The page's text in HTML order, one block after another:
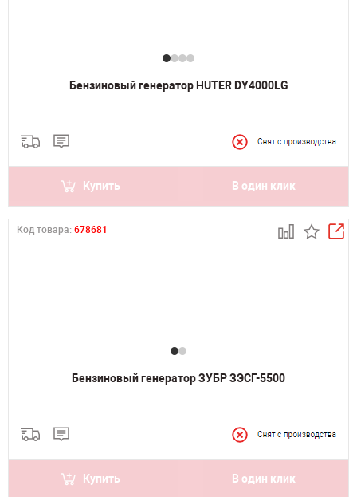
Бензиновый генератор HUTER DY4000LG
Купить В один клик
Код товара: 678681
Бензиновый генератор ЗУБР ЗЭСГ-5500
Купить В один клик